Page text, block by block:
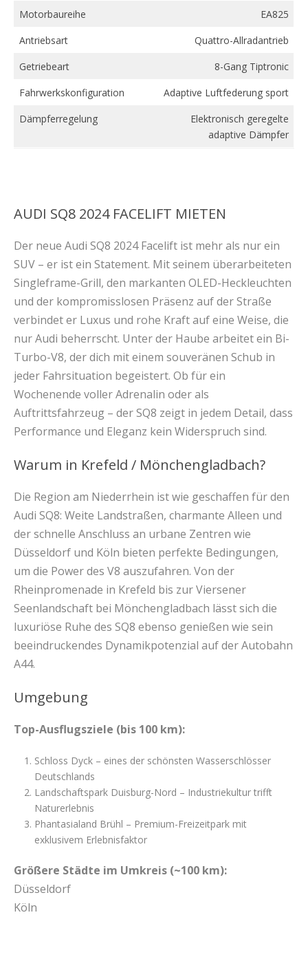
Motorbaureihe
EA825
Antriebsart
Quattro-Allradantrieb
Getriebeart
8-Gang Tiptronic
Fahrwerkskonfiguration
Adaptive Luftfederung sport
Dämpferregelung
Elektronisch geregelte
adaptive Dämpfer
AUDI SQ8 2024 FACELIFT MIETEN
Der neue Audi SQ8 2024 Facelift ist mehr als nur ein
SUV – er ist ein Statement. Mit seinem überarbeiteten
Singleframe-Grill, den markanten OLED-Heckleuchten
und der kompromisslosen Präsenz auf der Straße
verbindet er Luxus und rohe Kraft auf eine Weise, die
nur Audi beherrscht. Unter der Haube arbeitet ein Bi-
Turbo-V8, der dich mit einem souveränen Schub in
jeder Fahrsituation begeistert. Ob für ein
Wochenende voller Adrenalin oder als
Auftrittsfahrzeug – der SQ8 zeigt in jedem Detail, dass
Performance und Eleganz kein Widerspruch sind.
Warum in Krefeld / Mönchengladbach?
Die Region am Niederrhein ist wie geschaffen für den
Audi SQ8: Weite Landstraßen, charmante Alleen und
der schnelle Anschluss an urbane Zentren wie
Düsseldorf und Köln bieten perfekte Bedingungen,
um die Power des V8 auszufahren. Von der
Rheinpromenade in Krefeld bis zur Viersener
Seenlandschaft bei Mönchengladbach lässt sich die
luxuriöse Ruhe des SQ8 ebenso genießen wie sein
beeindruckendes Dynamikpotenzial auf der Autobahn
A44.
Umgebung
Top-Ausflugsziele (bis 100 km):
Schloss Dyck – eines der schönsten Wasserschlösser
Deutschlands
Landschaftspark Duisburg-Nord – Industriekultur trifft
Naturerlebnis
Phantasialand Brühl – Premium-Freizeitpark mit
exklusivem Erlebnisfaktor
Größere Städte im Umkreis (~100 km):
Düsseldorf
Köln